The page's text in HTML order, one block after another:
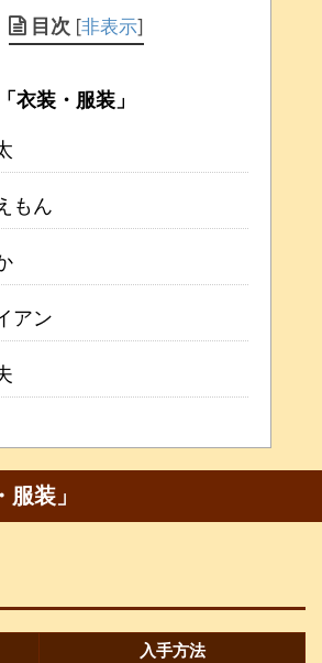
目次 [非表示]
衣装・服装」
もん
アン
装」
入手方法